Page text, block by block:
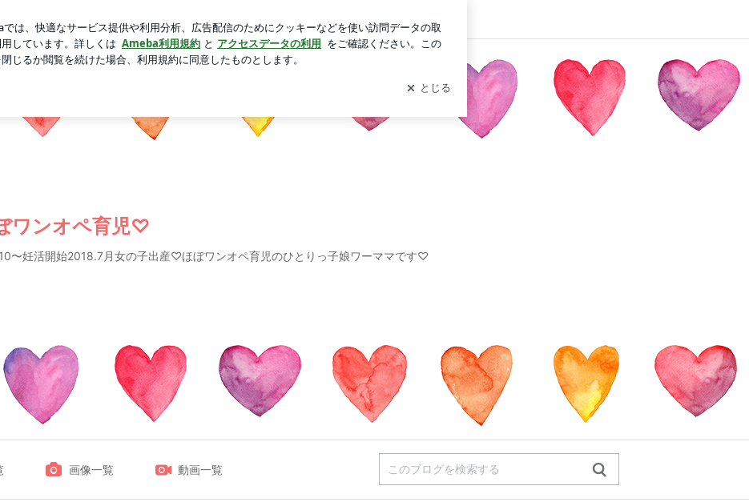
ぼワンオペ育児♡
達も持っていた物 ログイン
ワンオペ育児♡
〜妊活開始2018.7月女の子出産♡ほぼワンオペ育児のひとりっ子娘ワーママです♡
画像一覧 動画一覧